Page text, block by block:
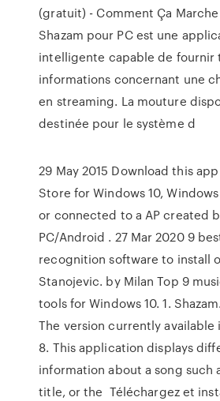
(gratuit) - Comment Ça Marche
Shazam pour PC est une
intelligente capable de fournir
informations concernant une
en streaming. La mouture
destinée pour le système d
29 May 2015 Download this
Store for Windows 10, Windows
or connected to a AP created
PC/Android . 27 Mar 2020 9
recognition software to install
Stanojevic. by Milan Top 9
tools for Windows 10. 1.
The version currently available
8. This application displays
information about a song such
title, or the Téléchargez et